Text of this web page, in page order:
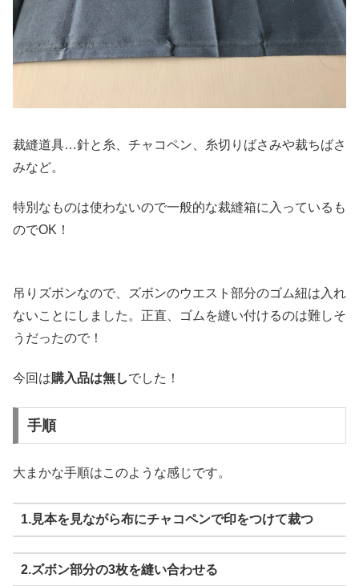
裁縫道具…針と糸、チャコペン、糸切りばさみや裁ちばさ
みなど。
特別なものは使わないので一般的な裁縫箱に入っているも
のでOK！
吊りズボンなので、ズボンのウエスト部分のゴム紐は入れ
ないことにしました。正直、ゴムを縫い付けるのは難しそ
うだったので！
今回は購入品は無しでした！
手順
大まかな手順はこのような感じです。
1.見本を見ながら布にチャコペンで印をつけて裁つ
2.ズボン部分の3枚を縫い合わせる